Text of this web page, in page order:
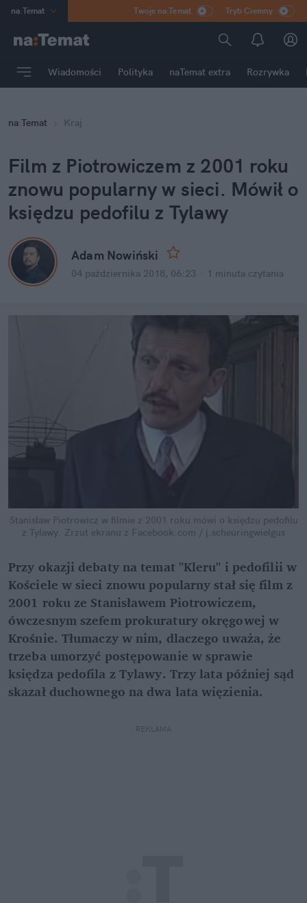
na:Temat
Poland
mama
Rozrywka
Twoje na:Temat Tryb Ciemny
Wiadomości Polityka naTemat extra Rozrywka
na:Temat Kraj
Film z Piotrowiczem z 2001 roku
znowu popularny w sieci. Mówił o
księdzu pedofilu z Tylawy
Adam Nowiński
04 października 2018, 06:23 1 minuta czytania
Stanisław Piotrowicz w filmie z 2001 roku mówi o księdzu pedofilu
z Tylawy. Zrzut ekranu z Facebook.com / j.scheuringwielgus
Przy okazji debaty na temat "Kleru" i pedofilii w
Kościele w sieci znowu popularny stał się film z
2001 roku ze Stanisławem Piotrowiczem,
ówczesnym szefem prokuratury okręgowej w
Krośnie. Tłumaczy w nim, dlaczego uważa, że
trzeba umorzyć postępowanie w sprawie
księdza pedofila z Tylawy. Trzy lata później sąd
skazał duchownego na dwa lata więzienia.
REKLAMA